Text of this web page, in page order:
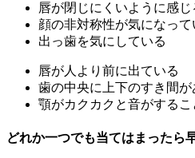
唇が閉じにくいように感じ
顔の非対称性が気になって
出っ歯を気にしている
唇が人より前に出ている
歯の中央に上下のすき間が
顎がカクカクと音がするこ
どれか一つでも当てはまったら